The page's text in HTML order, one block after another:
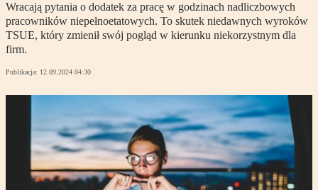
Wracają pytania o dodatek za pracę w godzinach nadliczbowych
pracowników niepełnoetatowych. To skutek niedawnych wyroków
TSUE, który zmienił swój pogląd w kierunku niekorzystnym dla
firm.
Publikacja: 12.09.2024 04:30